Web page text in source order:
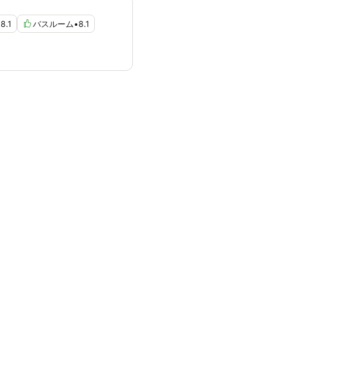
8.1 バスルーム•8.1